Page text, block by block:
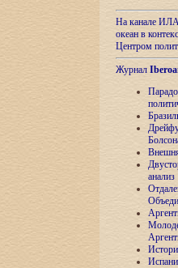
На канале
океан в
Центром
Журнал
анализ